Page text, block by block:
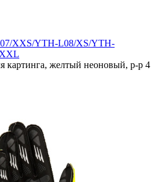
07/XXS/YTH-L08/XS/YTH-
картинга, желтый неоновый, р-р 4